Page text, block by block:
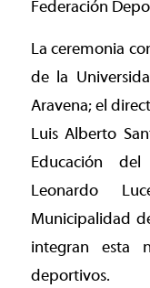
Federación
La ceremonia
de la
Aravena; el
Luis Alberto
Educación
Leonardo
Municipalidad
integran esta
deportivos.